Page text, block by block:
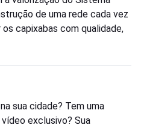
de uma rede cada vez
capixabas com qualidade,
sua cidade? Tem uma
exclusivo? Sua